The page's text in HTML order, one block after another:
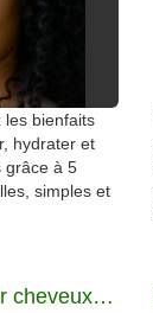
les bienfaits
hydrater et
grâce à 5
simples et
Beurre de karité pour cheveux abîmés